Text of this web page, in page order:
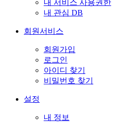
내 서비스 사용권한
내 관심 DB
회원서비스
회원가입
로그인
아이디 찾기
비밀번호 찾기
설정
내 정보